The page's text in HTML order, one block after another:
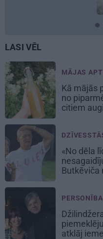
LASI VĒL
MĀJAS
Kā mājās
no
citiem
«No dēla
Butkēviča
atklāj